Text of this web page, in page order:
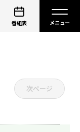
番組表
次ページ